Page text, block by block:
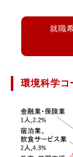
就職
環境科学コ